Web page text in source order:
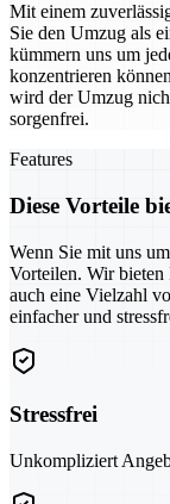
Mit einem
Sie den Umzug als
kümmern uns um
konzentrieren
wird der Umzug
sorgenfrei.
Features
Diese Vorteile
Wenn Sie mit uns
Vorteilen. Wir bieten
auch eine Vielzahl
einfacher und
Stressfrei
Unkompliziert